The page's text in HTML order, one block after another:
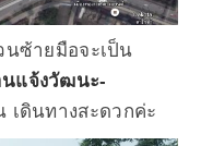
นซ้ายมือจะเป็น
นแจ้งวัฒนะ-
ดินทางสะดวกค่ะ